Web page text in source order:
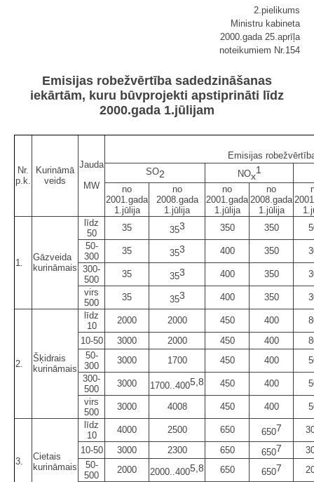
2.pielikums
Ministru kabineta
2000.gada 25.aprīļa
noteikumiem Nr.154
Emisijas robežvērtība sadedzināšanas
iekārtām, kuru būvprojekti apstiprināti līdz
2000.gada 1.jūlijam
Nr.
p.k.
Kurināmā
veids
Jauda
MW
Emisijas
SO2 NOx
1
no
2001.gada
1.jūlija
no
2008.gada
1.jūlija
no
2001.gada
1.jūlija
no
2008.gada
1.jūlija
1.
Gāzveida
kurināmais
līdz
50
35 353 350 350
50-
300
35 353 400 350
300-
500
35 353 400 350
virs
500
35 353 400 350
2.
Šķidrais
kurināmais
līdz
10
2000 2000 450 400
10-50
3000 2000 450 400
50-
300
3000 1700 450 400
300-
500
3000 1700..4005,8 450 400
virs
500
3000 4008 450 400
3.
Cietais
kurināmais
līdz
10
4000 2500 650 6507
10-50
3000 2300 650 6507
50-
500
2000 2000..4005,8 650 6507